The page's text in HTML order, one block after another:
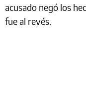
acusado negó los
fue al revés.